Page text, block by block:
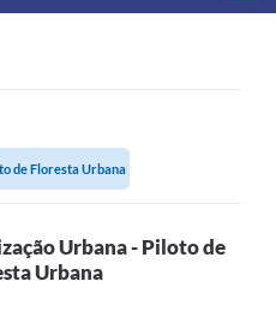
de Floresta Urbana
Urbana - Piloto de
Urbana